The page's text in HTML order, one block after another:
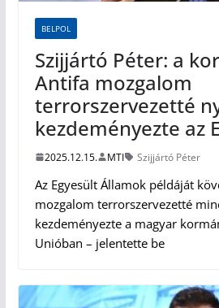
BELPOL
Szijjártó Péter: a
Antifa mozgalom
terrorszervezetté
kezdeményezte az
2025.12.15. MTI Szijjártó Péter
Az Egyesült Államok példáját
mozgalom terrorszervezetté
kezdeményezte a magyar
Unióban – jelentette be